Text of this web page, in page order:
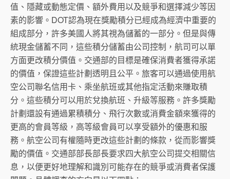
值、隱藏或動態定價、額外費用以及競爭和選擇減少等因
素的影響。DOT認為現在獎勵積分已經成為經濟中重要的
組成部分，許多美國人將其視為儲蓄的一部分。但是與傳
統現金儲蓄不同，這些積分儲蓄由公司控制，航司可以單
方面更改積分價值。交通部的目標是確保消費者獲得承諾
的價值，保證這些計劃透明且公平。旅客可以通過使用航
空公司聯名信用卡、乘坐航班或其他指定活動來賺取積
分。這些積分可以用於兌換航班、升級等服務。許多獎勵
計劃還設有通過累積積分、飛行次數或消費金額來獲得的
更高的會員等級，高等級會員可以享受額外的優惠和服
務。航空公司有權隨時更改這些計劃的條款，從而影響獎
勵的價值。交通部部長部長要求四大航空公司提交相關信
息，以便更好地理解和識別可能存在的競爭或消費者保護